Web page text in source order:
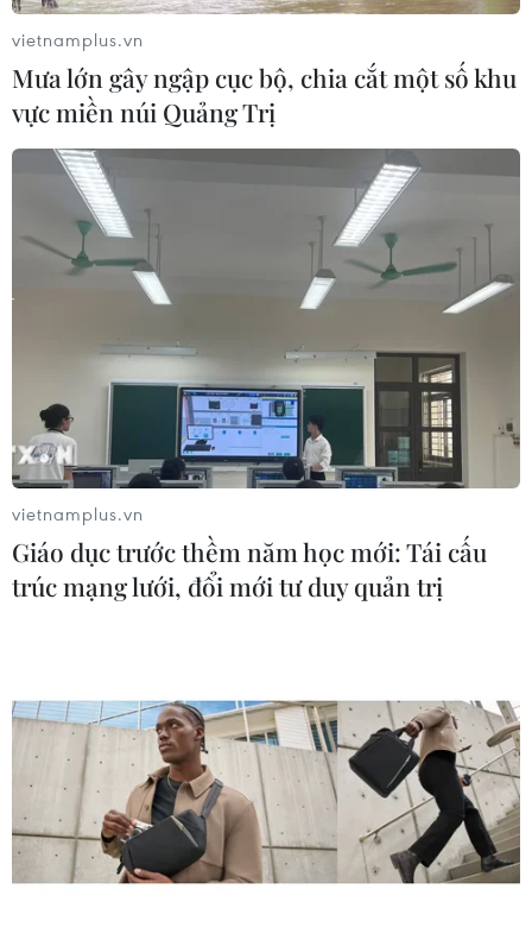
VietinBank đồng hành cùng Cuộc đua xe
đạp xuyên Việt 2014
25/11/2014 07:00
VietinBank vinh dự đồng hành cùng cuộc đua xe đạp
"xuyên Việt 2014, Cúp Quốc phòng Việt Nam” có quy
mô lớn nhất từ trước đến nay.
Bóng chuyền nữ VietinBank: Chiến thắng
nhờ sức trẻ và bản lĩnh
18/04/2016 04:57
vietnamplus.vn
Mưa lớn gây ngập cục bộ, chia cắt một số khu
vực miền núi Quảng Trị
vietnamplus.vn
Giáo dục trước thềm năm học mới: Tái cấu
trúc mạng lưới, đổi mới tư duy quản trị